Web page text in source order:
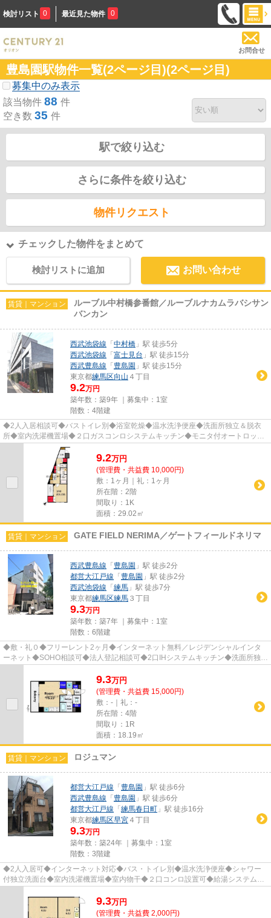
検討リスト 0 最近見た物件 0
お問合せ
豊島園駅物件一覧(2ページ目)(2ページ目)
募集中のみ表示
該当物件 88 件
空き数 35 件
駅で絞り込む
さらに条件を絞り込む
物件リクエスト
チェックした物件をまとめて
検討リストに追加 お問い合わせ
賃貸｜マンション
ルーブル中村橋参番館／ルーブルナカムラバシサン
バンカン
西武池袋線 「 中村橋 」駅 徒歩5分
西武池袋線 「 富士見台 」駅 徒歩15分
西武豊島線 「 豊島園 」駅 徒歩15分
東京都練馬区向山 ４丁目
9.2万円
築年数：築9年 ｜募集中： 1室
階数：4階建
◆2人入居相談可◆バストイレ別◆浴室乾燥◆温水洗浄便座◆洗面所独立＆脱衣
所◆室内洗濯機置場◆２口ガスコンロシステムキッチン◆モニタ付オートロック
◆モニタ付インタホン◆宅配BOX◆エレベー...
9.2万円
(管理費・共益費 10,000円)
敷：1ヶ月｜礼：1ヶ月
所在階：2階
間取り：1K
面積：29.02㎡
賃貸｜マンション GATE FIELD NERIMA／ゲートフィールドネリマ
西武豊島線 「 豊島園 」駅 徒歩2分
都営大江戸線 「 豊島園 」駅 徒歩2分
西武池袋線 「 練馬 」駅 徒歩7分
東京都練馬区練馬 ３丁目
9.3万円
築年数：築7年 ｜募集中： 1室
階数：6階建
◆敷・礼０◆フリーレント2ヶ月◆インターネット無料／レジデンシャルインタ
ーネット◆SOHO相談可◆法人登記相談可◆2口IHシステムキッチン◆洗面所独立
9.3万円
(管理費・共益費 15,000円)
敷：-｜礼：-
所在階：4階
間取り：1R
面積：18.19㎡
賃貸｜マンション ロジュマン
都営大江戸線 「 豊島園 」駅 徒歩6分
西武豊島線 「 豊島園 」駅 徒歩6分
都営大江戸線 「 練馬春日町 」駅 徒歩16分
東京都練馬区早宮 ４丁目
9.3万円
築年数：築24年 ｜募集中： 1室
階数：3階建
◆2人入居可◆インターネット対応◆バス・トイレ別◆温水洗浄便座◆シャワー
付独立洗面台◆室内洗濯機置場◆室内物干◆２口コンロ設置可◆給湯システム◆
9.3万円
(管理費・共益費 2,000円)